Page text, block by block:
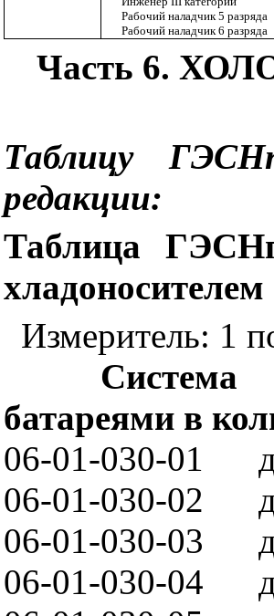
Рабочий наладчик 5 разряда
Рабочий наладчик 6 разряда
Часть 6.
Таблицу
редакции:
Таблица
хладоносителем
Измеритель: 1
Система
батареями в
06-01-030-01
06-01-030-02
06-01-030-03
06-01-030-04